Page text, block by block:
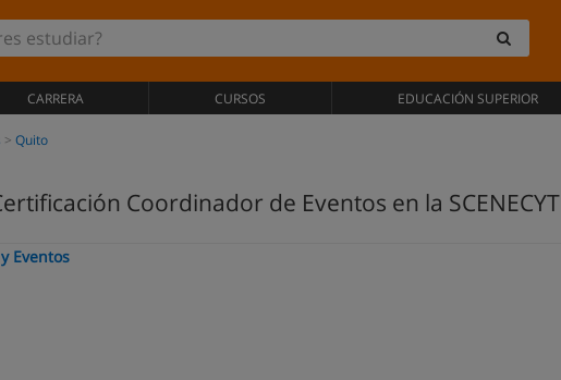
CARRERA CURSOS EDUCACIÓN SUPERIOR
Quito
Coordinador de Eventos en la SCENECYT
Eventos